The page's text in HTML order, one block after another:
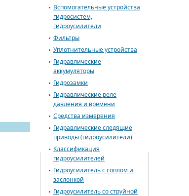
Вспомогательные устройства
гидросистем,
гидроусилители
Фильтры
Уплотнительные устройства
Гидравлические
аккумуляторы
Гидрозамки
Гидравлические реле
давления и времени
Средства измерения
Гидравлические следящие
приводы (гидроусилители)
Классификация
гидроусилителей
Гидроусилитель с соплом и
заслонкой
Гидроусилитель со струйной